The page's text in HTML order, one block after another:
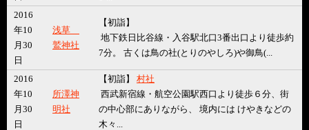
2016
年10
月30
日
浅草
鷲神社
【初詣】
地下鉄日比谷線・入谷駅北口3番出口より徒歩約
7分。 古くは鳥の社(とりのやしろ)や御鳥(...
2016
年10
月30
日
所澤神
明社
【初詣】 村社
西武新宿線・航空公園駅西口より徒歩６分、街
の中心部にありながら、 境内には けやきなどの
木々...